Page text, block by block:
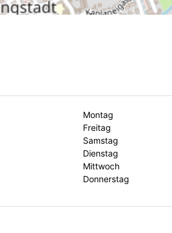
Montag
Freitag
Samstag
Dienstag
Mittwoch
Donnerstag